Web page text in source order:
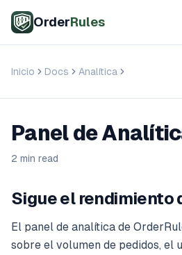
OrderRules
Inicio Docs Analítica
Panel de
2 min read
Sigue el rendimiento
El panel de analítica de
sobre el volumen de pedidos, el